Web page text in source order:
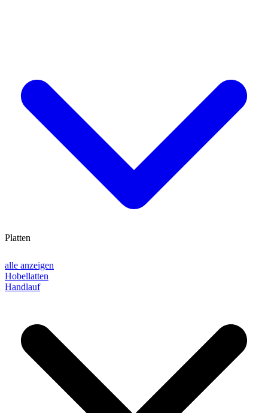
alle anzeigen
Hobellatten
Handlauf
Platten